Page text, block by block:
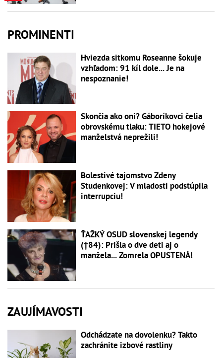
PROMINENTI
Hviezda sitkomu Roseanne šokuje
vzhľadom: 91 kíl dole... Je na
nespoznanie!
Skončia ako oni? Gáboríkovci čelia
obrovskému tlaku: TIETO hokejové
manželstvá neprežili!
Bolestivé tajomstvo Zdeny
Studenkovej: V mladosti podstúpila
interrupciu!
ŤAŽKÝ OSUD slovenskej legendy
(†84): Prišla o dve deti aj o
manžela... Zomrela OPUSTENÁ!
ZAUJÍMAVOSTI
Odchádzate na dovolenku? Takto
zachránite izbové rastliny